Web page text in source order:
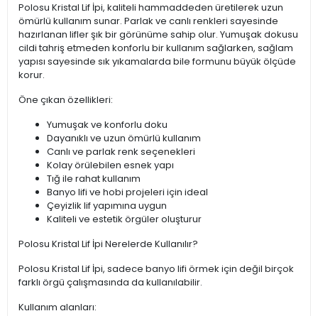
Polosu Kristal Lif İpi, kaliteli hammaddeden üretilerek uzun
ömürlü kullanım sunar. Parlak ve canlı renkleri sayesinde
hazırlanan lifler şık bir görünüme sahip olur. Yumuşak dokusu
cildi tahriş etmeden konforlu bir kullanım sağlarken, sağlam
yapısı sayesinde sık yıkamalarda bile formunu büyük ölçüde
korur.
Öne çıkan özellikleri:
Yumuşak ve konforlu doku
Dayanıklı ve uzun ömürlü kullanım
Canlı ve parlak renk seçenekleri
Kolay örülebilen esnek yapı
Tığ ile rahat kullanım
Banyo lifi ve hobi projeleri için ideal
Çeyizlik lif yapımına uygun
Kaliteli ve estetik örgüler oluşturur
Polosu Kristal Lif İpi Nerelerde Kullanılır?
Polosu Kristal Lif İpi, sadece banyo lifi örmek için değil birçok
farklı örgü çalışmasında da kullanılabilir.
Kullanım alanları: